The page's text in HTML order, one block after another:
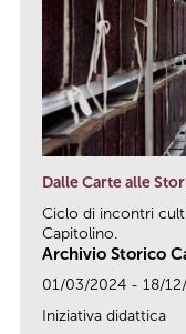
Dalle Carte alle
Ciclo di incontri
Capitolino.
Archivio Storico
01/03/2024 - 18/
Iniziativa didattica